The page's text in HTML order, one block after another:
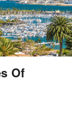
Of